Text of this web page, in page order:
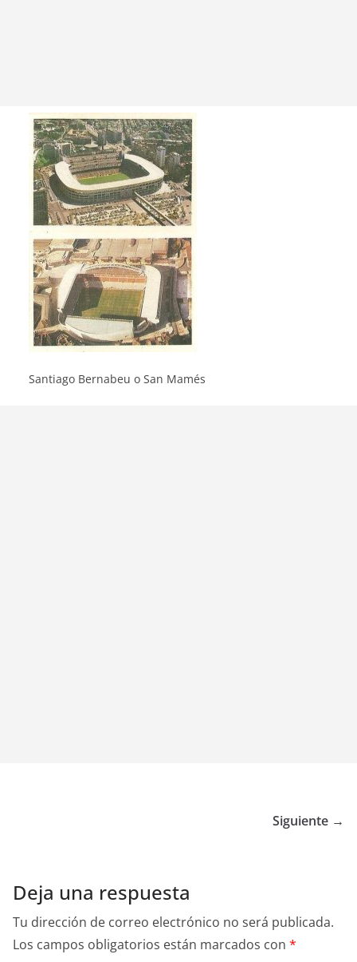
Santiago Bernabeu o San Mamés
Siguiente →
Deja una respuesta
Tu dirección de correo electrónico no será publicada.
Los campos obligatorios están marcados con *